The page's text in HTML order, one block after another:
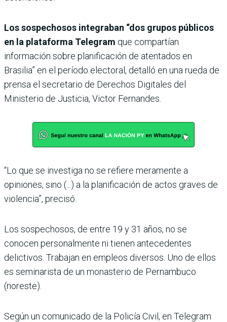
Los sospechosos integraban “dos grupos públicos
en la plataforma Telegram que compartían
información sobre planificación de atentados en
Brasilia” en el período electoral, detalló en una rueda de
prensa el secretario de Derechos Digitales del
Ministerio de Justicia, Victor Fernandes.
“Lo que se investiga no se refiere meramente a
opiniones, sino (...) a la planificación de actos graves de
violencia”, precisó.
Los sospechosos, de entre 19 y 31 años, no se
conocen personalmente ni tienen antecedentes
delictivos. Trabajan en empleos diversos. Uno de ellos
es seminarista de un monasterio de Pernambuco
(noreste).
Según un comunicado de la Policía Civil, en Telegram